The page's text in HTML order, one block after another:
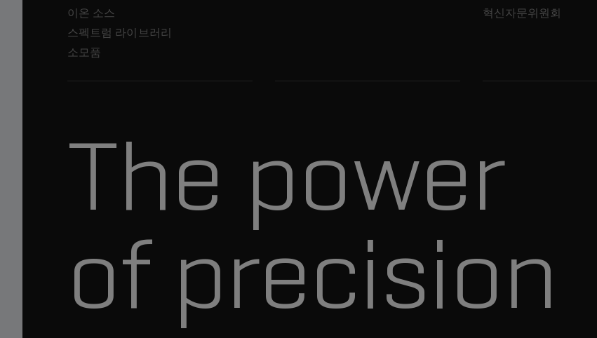
이온 소스
스펙트럼 라이브러리
소모품
혁신자문위원회
The power
of precision